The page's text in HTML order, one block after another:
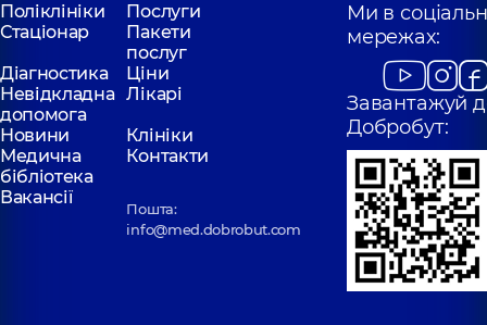
Поліклініки
Послуги
Стаціонар
Пакети
послуг
Діагностика
Ціни
Невідкладна
допомога
Лікарі
Новини
Клініки
Медична
бібліотека
Контакти
Вакансії
Пошта:
info@med.dobrobut.com
Ми в
мережах:
Завантажуй
Добробут: